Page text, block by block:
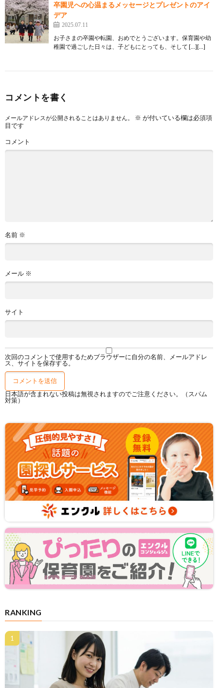
卒園児への心温まるメッセージとプレゼントのアイ
デア
2025.07.11
お子さまの卒園や転園、おめでとうございます。保育園や幼
稚園で過ごした日々は、子どもにとっても、そして […][…]
コメントを書く
メールアドレスが公開されることはありません。 ※ が付いている欄は必須項
目です
コメント
名前 ※
メール ※
サイト
次回のコメントで使用するためブラウザーに自分の名前、メールアドレ
ス、サイトを保存する。
日本語が含まれない投稿は無視されますのでご注意ください。（スパム
対策）
RANKING